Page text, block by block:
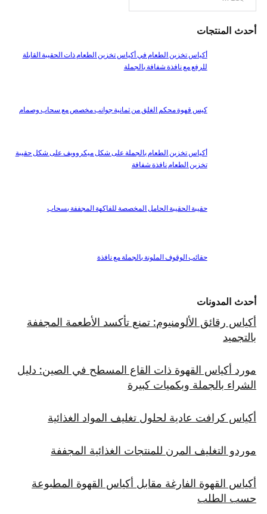
أحدث المنتجات
أكياس تخزين الطعام في أكياس تخزين الطعام ذات الحقيبة القابلة
للرفع مع نافذة شفافة بالجملة
كيس قهوة محكم الغلق من ثمانية جوانب مخصص مع سحاب وصمام
أكياس تخزين الطعام بالجملة على شكل ميكروويف على شكل حقيبة
تخزين الطعام نافذة شفافة
حقيبة الحقيبة الحامل المخصصة للفاكهة المجففة بسحاب
حقائب الوقوف الملونة بالجملة مع نافذة
أحدث المدونات
أكياس رقائق الألومنيوم: تمنع تأكسد الأطعمة المجففة
بالتجميد
مورد أكياس القهوة ذات القاع المسطح في الصين: دليل
الشراء بالجملة وبكميات كبيرة
أكياس كرافت عادية لحلول تغليف المواد الغذائية
موردو التغليف المرن للمنتجات الغذائية المجففة
أكياس القهوة الفارغة مقابل أكياس القهوة المطبوعة
حسب الطلب